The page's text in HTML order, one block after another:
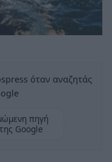
όταν αναζητάς
πηγή
Google